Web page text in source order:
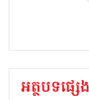
អត្ថបទផ្ស